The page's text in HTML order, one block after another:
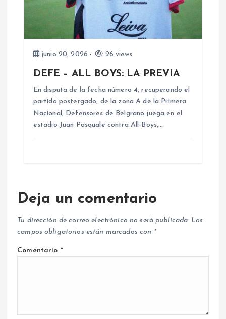
junio 20, 2026 26 views
DEFE – ALL BOYS: LA PREVIA
En disputa de la fecha número 4, recuperando el
partido postergado, de la zona A de la Primera
Nacional, Defensores de Belgrano juega en el
estadio Juan Pasquale contra All-Boys,…
Deja un comentario
Tu dirección de correo electrónico no será publicada. Los
campos obligatorios están marcados con *
Comentario *